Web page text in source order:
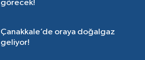
görecek!
Çanakkale’de oraya doğalgaz
geliyor!